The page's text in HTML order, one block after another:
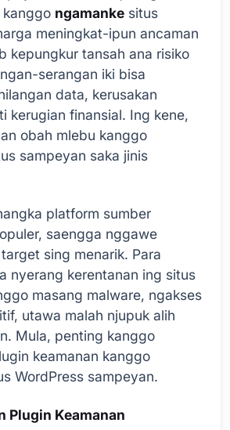
ngamanke situs
meningkat-ipun ancaman
kepungkur tansah ana risiko
serangan iki bisa
data, kerusakan
kerugian finansial. Ing kene,
obah mlebu kanggo
sampeyan saka jinis
platform sumber
saengga nggawe
sing menarik. Para
nyerang kerentanan ing situs
masang malware, ngakses
utawa malah njupuk alih
Mula, penting kanggo
keamanan kanggo
WordPress sampeyan.
Plugin Keamanan